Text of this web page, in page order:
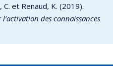
et Renaud, K. (2019).
des connaissances